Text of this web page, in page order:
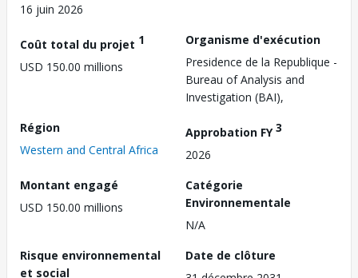
16 juin 2026
Coût total du projet 1
USD 150.00 millions
Organisme d'exécution
Presidence de la Republique -
Bureau of Analysis and
Investigation (BAI),
Région
Western and Central Africa
Approbation FY3
2026
Montant engagé
USD 150.00 millions
Catégorie
Environnementale
N/A
Risque environnemental
et social
Date de clôture